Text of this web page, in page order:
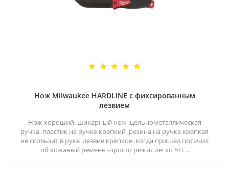
Нож Milwaukee HARDLINE с фиксированным
лезвием
Нож хороший. шикарный нож ,цельнометаллическая
ручка .пластик на ручке крепкий ,резина на ручке крепкая
не скользит в руке .лезвие крепкое .когда пришёл потачил
об кожаный ремень -просто режит легко 5+!. ..